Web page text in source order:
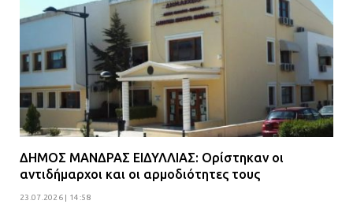
ΔΗΜΟΣ ΜΑΝΔΡΑΣ ΕΙΔΥΛΛΙΑΣ: Ορίστηκαν οι
αντιδήμαρχοι και οι αρμοδιότητες τους
23.07.2026 | 14:58